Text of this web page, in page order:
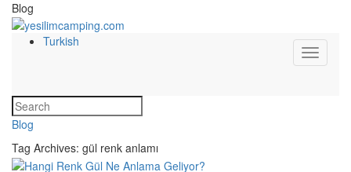
Blog
Turkish
Blog
Tag Archives: gül renk anlamı